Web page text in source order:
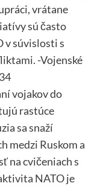
vrátane
sú často
v súvislosti s
-Vojenské
vojakov do
rastúce
sa snaží
medzi Ruskom a
na cvičeniach s
NATO je